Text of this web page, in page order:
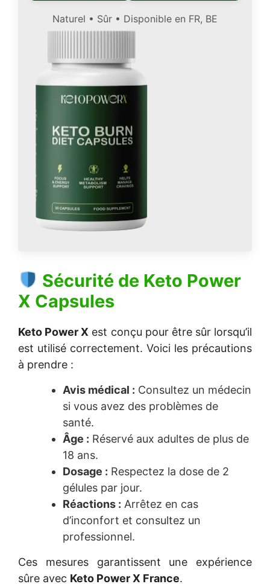
Naturel • Sûr • Disponible en FR, BE
Sécurité de Keto Power
X Capsules
Keto Power X est conçu pour être sûr lorsqu’il
est utilisé correctement. Voici les précautions
à prendre :
Avis médical : Consultez un médecin
si vous avez des problèmes de
santé.
Âge : Réservé aux adultes de plus de
18 ans.
Dosage : Respectez la dose de 2
gélules par jour.
Réactions : Arrêtez en cas
d’inconfort et consultez un
professionnel.
Ces mesures garantissent une expérience
sûre avec Keto Power X France.